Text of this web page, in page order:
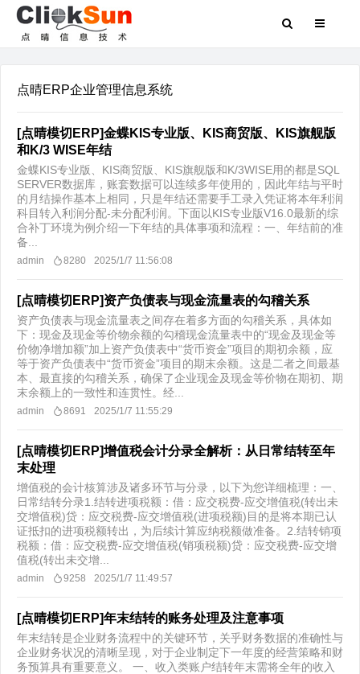
点晴ERP企业管理信息系统
[点晴模切ERP]金蝶KIS专业版、KIS商贸版、KIS旗舰版
和K/3 WISE年结
金蝶KIS专业版、KIS商贸版、KIS旗舰版和K/3WISE用的都是SQL
SERVER数据库，账套数据可以连续多年使用的，因此年结与平时
的月结操作基本上相同，只是年结还需要手工录入凭证将本年利润
科目转入利润分配-未分配利润。下面以KIS专业版V16.0最新的综
合补丁环境为例介绍一下年结的具体事项和流程：一、年结前的准
备...
admin 8280 2025/1/7 11:56:08
[点晴模切ERP]资产负债表与现金流量表的勾稽关系
资产负债表与现金流量表之间存在着多方面的勾稽关系，具体如
下：现金及现金等价物余额的勾稽现金流量表中的“现金及现金等
价物净增加额”加上资产负债表中“货币资金”项目的期初余额，应
等于资产负债表中“货币资金”项目的期末余额。这是二者之间最基
本、最直接的勾稽关系，确保了企业现金及现金等价物在期初、期
末余额上的一致性和连贯性。经...
admin 8691 2025/1/7 11:55:29
[点晴模切ERP]增值税会计分录全解析：从日常结转至年
末处理
增值税的会计核算涉及诸多环节与分录，以下为您详细梳理：一、
日常结转分录1.结转进项税额：借：应交税费-应交增值税(转出未
交增值税)贷：应交税费-应交增值税(进项税额)目的是将本期已认
证抵扣的进项税额转出，为后续计算应纳税额做准备。2.结转销项
税额：借：应交税费-应交增值税(销项税额)贷：应交税费-应交增
值税(转出未交增...
admin 9258 2025/1/7 11:49:57
[点晴模切ERP]年末结转的账务处理及注意事项
年末结转是企业财务流程中的关键环节，关乎财务数据的准确性与
企业财务状况的清晰呈现，对于企业制定下一年度的经营策略和财
务预算具有重要意义。 一、收入类账户结转年末需将全年的收入